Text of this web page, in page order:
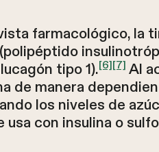
farmacológico, la
tipo 1).[6][7] Al
de manera
los niveles de
usa con insulina o